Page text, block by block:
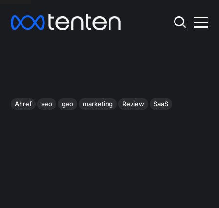
Ahref seo geo marketing Review SaaS